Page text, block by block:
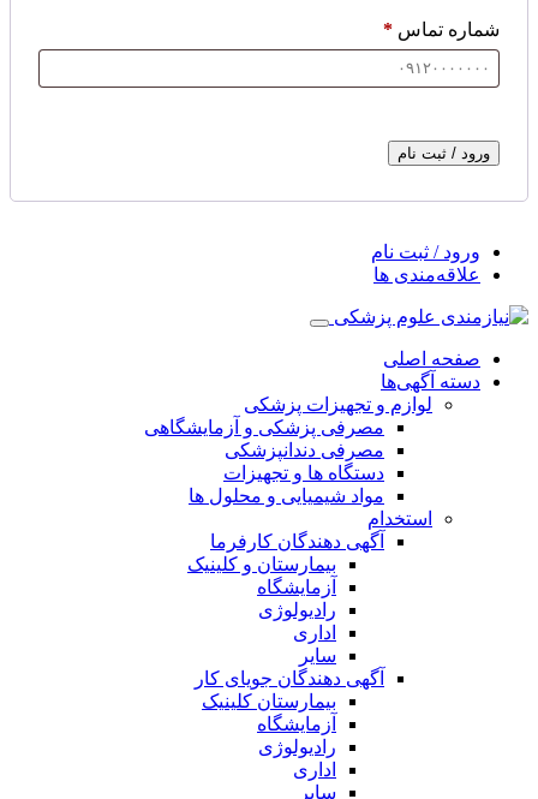
شماره تماس *
ورود / ثبت نام
ورود / ثبت نام
علاقه‌مندی ها
صفحه اصلی
دسته آگهی‌ها
لوازم و تجهیزات پزشکی
مصرفی پزشکی و آزمایشگاهی
مصرفی دندانپزشکی
دستگاه ها و تجهیزات
مواد شیمیایی و محلول ها
استخدام
آگهی دهندگان کارفرما
بیمارستان و کلینیک
آزمایشگاه
رادیولوژی
اداری
سایر
آگهی دهندگان جویای کار
بیمارستان کلینیک
آزمایشگاه
رادیولوژی
اداری
سایر